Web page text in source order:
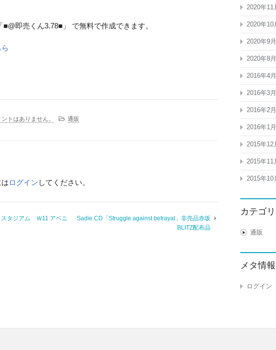
即売くん3.78■」 で無料で作成できます。
ントはありません。 通販
ログイン してください。
タジアム Ｗ11 アベニ
Sadie.CD「Struggle against betrayal」非売品赤坂
BLITZ配布品
2020年11
2020年10
2020年9月
2020年8月
2016年4月
2016年3月
2016年2月
2016年1月
2015年12
2015年11
2015年10
カテゴ
通販
メタ情報
ログイン